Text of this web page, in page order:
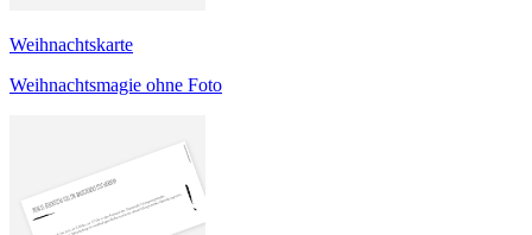
Weihnachtskarte
Weihnachtsmagie ohne Foto